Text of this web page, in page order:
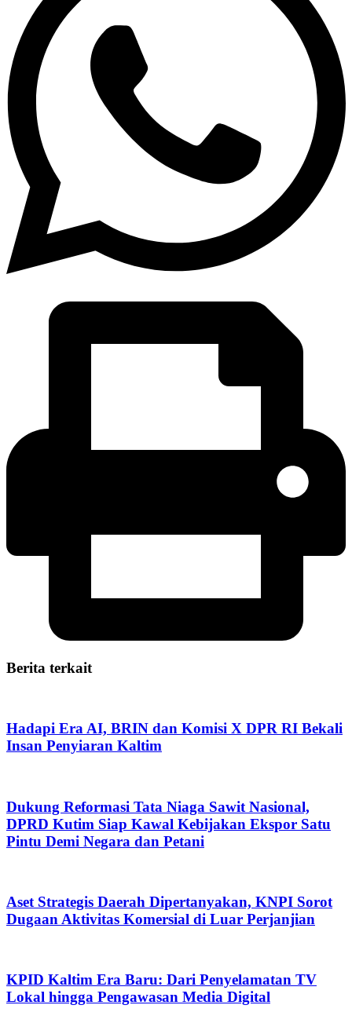
Berita terkait
Hadapi Era AI, BRIN dan Komisi X DPR RI Bekali
Insan Penyiaran Kaltim
Dukung Reformasi Tata Niaga Sawit Nasional,
DPRD Kutim Siap Kawal Kebijakan Ekspor Satu
Pintu Demi Negara dan Petani
Aset Strategis Daerah Dipertanyakan, KNPI Sorot
Dugaan Aktivitas Komersial di Luar Perjanjian
KPID Kaltim Era Baru: Dari Penyelamatan TV
Lokal hingga Pengawasan Media Digital